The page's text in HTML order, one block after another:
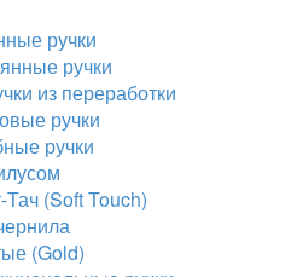
ручки
ручки
из переработки
ручки
ручки
(Soft Touch)
(Gold)